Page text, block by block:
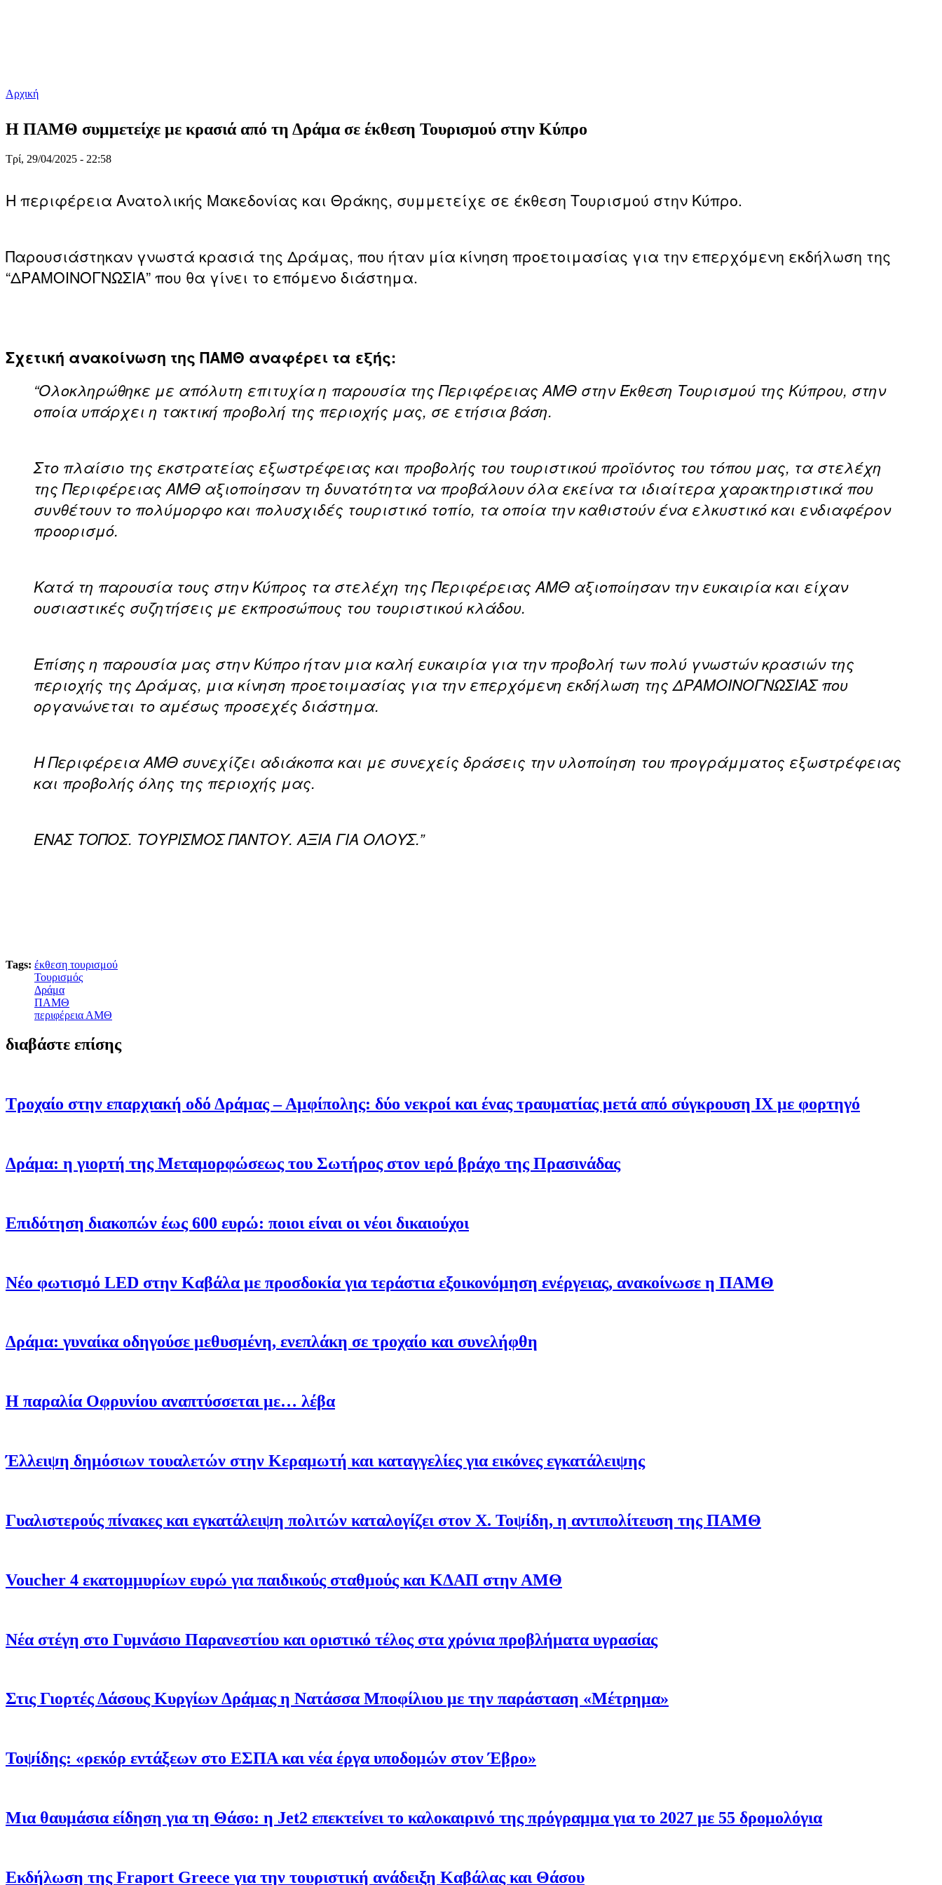
Αρχική
H ΠΑΜΘ συμμετείχε με κρασιά από τη Δράμα σε έκθεση Τουρισμού στην Κύπρο
Τρί, 29/04/2025 - 22:58
H περιφέρεια Ανατολικής Μακεδονίας και Θράκης, συμμετείχε σε έκθεση Τουρισμού στην Κύπρο.
Παρουσιάστηκαν γνωστά κρασιά της Δράμας, που ήταν μία κίνηση προετοιμασίας για την επερχόμενη εκδήλωση της
“ΔΡΑΜΟΙΝΟΓΝΩΣΙΑ” που θα γίνει το επόμενο διάστημα.
Σχετική ανακοίνωση της ΠΑΜΘ αναφέρει τα εξής:
“Ολοκληρώθηκε με απόλυτη επιτυχία η παρουσία της Περιφέρειας ΑΜΘ στην Έκθεση Τουρισμού της Κύπρου, στην
οποία υπάρχει η τακτική προβολή της περιοχής μας, σε ετήσια βάση.
Στο πλαίσιο της εκστρατείας εξωστρέφειας και προβολής του τουριστικού προϊόντος του τόπου μας, τα στελέχη
της Περιφέρειας ΑΜΘ αξιοποίησαν τη δυνατότητα να προβάλουν όλα εκείνα τα ιδιαίτερα χαρακτηριστικά που
συνθέτουν το πολύμορφο και πολυσχιδές τουριστικό τοπίο, τα οποία την καθιστούν ένα ελκυστικό και ενδιαφέρον
προορισμό.
Κατά τη παρουσία τους στην Κύπρος τα στελέχη της Περιφέρειας ΑΜΘ αξιοποίησαν την ευκαιρία και είχαν
ουσιαστικές συζητήσεις με εκπροσώπους του τουριστικού κλάδου.
Επίσης η παρουσία μας στην Κύπρο ήταν μια καλή ευκαιρία για την προβολή των πολύ γνωστών κρασιών της
περιοχής της Δράμας, μια κίνηση προετοιμασίας για την επερχόμενη εκδήλωση της ΔΡΑΜΟΙΝΟΓΝΩΣΙΑΣ που
οργανώνεται το αμέσως προσεχές διάστημα.
Η Περιφέρεια ΑΜΘ συνεχίζει αδιάκοπα και με συνεχείς δράσεις την υλοποίηση του προγράμματος εξωστρέφειας
και προβολής όλης της περιοχής μας.
ΕΝΑΣ ΤΟΠΟΣ. ΤΟΥΡΙΣΜΟΣ ΠΑΝΤΟΥ. ΑΞΙΑ ΓΙΑ ΟΛΟΥΣ.”
Tags: έκθεση τουρισμού
Τουρισμός
Δράμα
ΠΑΜΘ
περιφέρεια ΑΜΘ
διαβάστε επίσης
Τροχαίο στην επαρχιακή οδό Δράμας – Αμφίπολης: δύο νεκροί και ένας τραυματίας μετά από σύγκρουση ΙΧ με φορτηγό
Δράμα: η γιορτή της Μεταμορφώσεως του Σωτήρος στον ιερό βράχο της Πρασινάδας
Επιδότηση διακοπών έως 600 ευρώ: ποιοι είναι οι νέοι δικαιούχοι
Νέο φωτισμό LED στην Καβάλα με προσδοκία για τεράστια εξοικονόμηση ενέργειας, ανακοίνωσε η ΠΑΜΘ
Δράμα: γυναίκα οδηγούσε μεθυσμένη, ενεπλάκη σε τροχαίο και συνελήφθη
Η παραλία Οφρυνίου αναπτύσσεται με… λέβα
Έλλειψη δημόσιων τουαλετών στην Κεραμωτή και καταγγελίες για εικόνες εγκατάλειψης
Γυαλιστερούς πίνακες και εγκατάλειψη πολιτών καταλογίζει στον X. Τοψίδη, η αντιπολίτευση της ΠΑΜΘ
Voucher 4 εκατομμυρίων ευρώ για παιδικούς σταθμούς και ΚΔΑΠ στην ΑΜΘ
Νέα στέγη στο Γυμνάσιο Παρανεστίου και οριστικό τέλος στα χρόνια προβλήματα υγρασίας
Στις Γιορτές Δάσους Κυργίων Δράμας η Νατάσσα Μποφίλιου με την παράσταση «Μέτρημα»
Τοψίδης: «ρεκόρ εντάξεων στο ΕΣΠΑ και νέα έργα υποδομών στον Έβρο»
Μια θαυμάσια είδηση για τη Θάσο: η Jet2 επεκτείνει το καλοκαιρινό της πρόγραμμα για το 2027 με 55 δρομολόγια
Εκδήλωση της Fraport Greece για την τουριστική ανάδειξη Καβάλας και Θάσου